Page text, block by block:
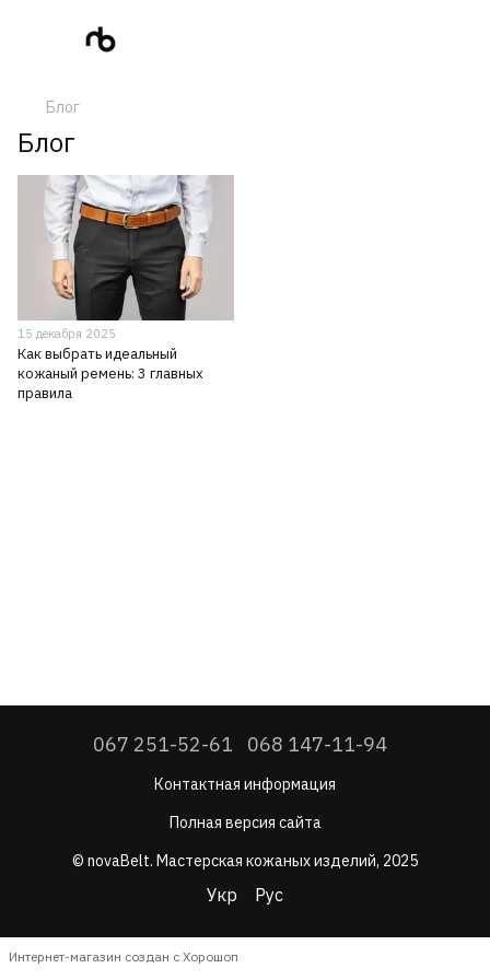
Блог
Блог
15 декабря 2025
Как выбрать идеальный
кожаный ремень: 3 главных
правила
067 251-52-61 068 147-11-94
Контактная информация
Полная версия сайта
© novaBelt. Мастерская кожаных изделий, 2025
Укр Рус
Интернет-магазин создан с Хорошоп